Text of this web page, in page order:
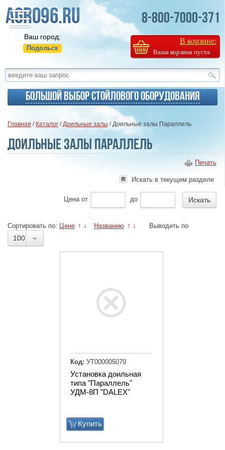
Ваш город:
Подольск
8-800-7000-371
В корзине:
Ваша корзина пуста
Большой выбор стойлового оборудования
Главная / Каталог /Доильные залы / Доильные залы Параллель
Доильные залы Параллель
Печать
Искать в текущем разделе
Ценаот до
Сортировать по: Цене ↑ ↓ Названию ↑ ↓ Выводить по
100
Установка доильная
типа "Параллель"
УДМ-8П "DALEX"
Купить
Код: УТ000005070